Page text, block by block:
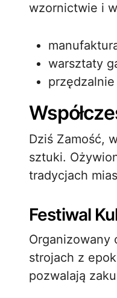
wzornictwie i
warsztaty
przędzalnie
Dziś Zamość,
sztuki.
tradycjach
Festiwal
Organizowany
strojach z
pozwalają